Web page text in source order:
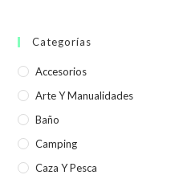
Categorías
Accesorios
Arte Y Manualidades
Baño
Camping
Caza Y Pesca